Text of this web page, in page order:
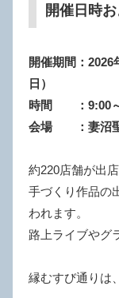
開催日時
開催期間：2026
日）
時間 ：9:00
会場 ：妻沼聖
約220店舗が出店
手づくり作品の
われます。
路上ライブやグ
縁むすび通りは